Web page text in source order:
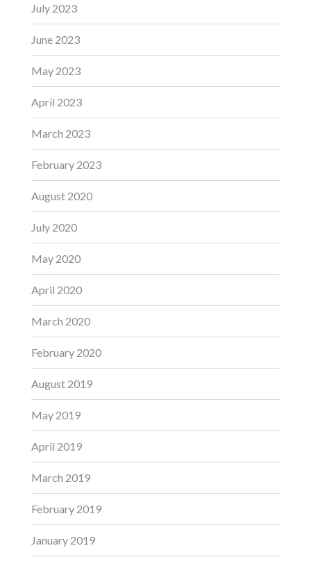
July 2023
June 2023
May 2023
April 2023
March 2023
February 2023
August 2020
July 2020
May 2020
April 2020
March 2020
February 2020
August 2019
May 2019
April 2019
March 2019
February 2019
January 2019